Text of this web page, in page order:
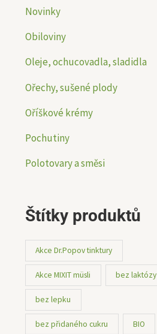
Novinky
Obiloviny
Oleje, ochucovadla, sladidla
Ořechy, sušené plody
Oříškové krémy
Pochutiny
Polotovary a směsi
Štítky produktů
Akce Dr.Popov tinktury
Akce MIXIT müsli bez laktózy
bez lepku
bez přidaného cukru BIO